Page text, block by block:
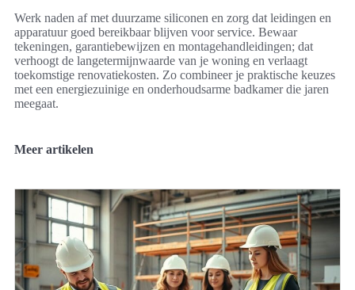
Werk naden af met duurzame siliconen en zorg dat leidingen en
apparatuur goed bereikbaar blijven voor service. Bewaar
tekeningen, garantiebewijzen en montagehandleidingen; dat
verhoogt de langetermijnwaarde van je woning en verlaagt
toekomstige renovatiekosten. Zo combineer je praktische keuzes
met een energiezuinige en onderhoudsarme badkamer die jaren
meegaat.
Meer artikelen